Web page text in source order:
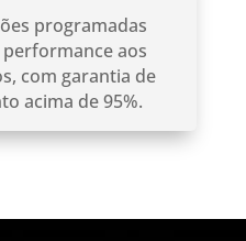
programadas
aos
com garantia de
acima de 95%.